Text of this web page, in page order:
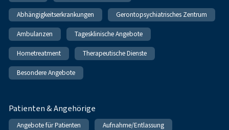
Abhängigkeitserkrankungen Gerontopsychiatrisches Zentrum
Ambulanzen Tagesklinische Angebote
Hometreatment Therapeutische Dienste
Besondere Angebote
Patienten & Angehörige
Angebote für Patienten Aufnahme/Entlassung